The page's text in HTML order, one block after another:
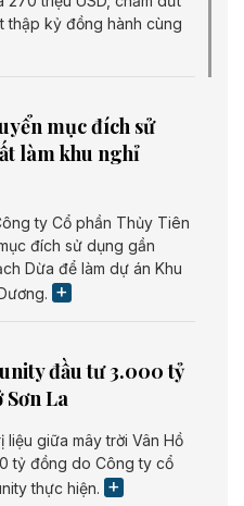
thập kỷ đồng hành cùng
mục đích sử
làm khu nghỉ
ty Cổ phần Thủy Tiên
đích sử dụng gần
Dừa để làm dự án Khu
đầu tư 3.000 tỷ
La
liệu giữa mây trời Vân Hồ
tỷ đồng do Công ty cổ
thực hiện.